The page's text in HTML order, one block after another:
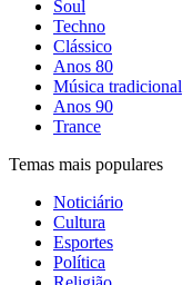
Soul
Techno
Clássico
Anos 80
Música tradicional
Anos 90
Trance
Temas mais populares
Noticiário
Cultura
Esportes
Política